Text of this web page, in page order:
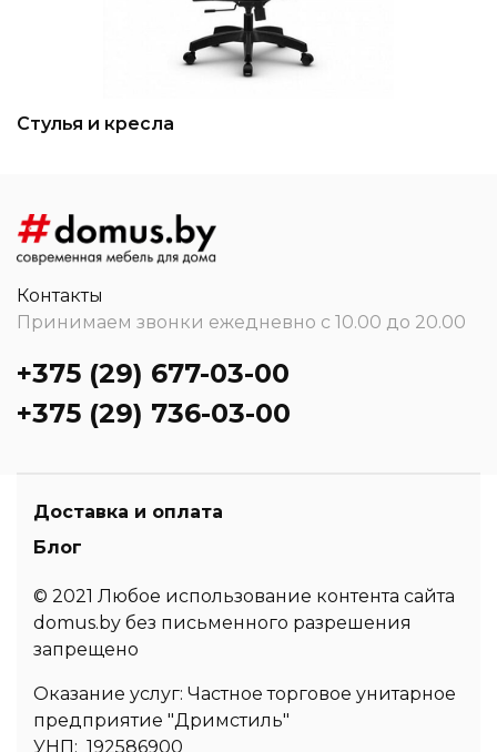
Стулья и кресла
Контакты
Принимаем звонки ежедневно с 10.00 до 20.00
+375 (29) 677-03-00
+375 (29) 736-03-00
Доставка и оплата
Блог
© 2021 Любое использование контента сайта
domus.by без письменного разрешения
запрещено
Оказание услуг: Частное торговое унитарное
предприятие "Дримстиль"
УНП: 192586900